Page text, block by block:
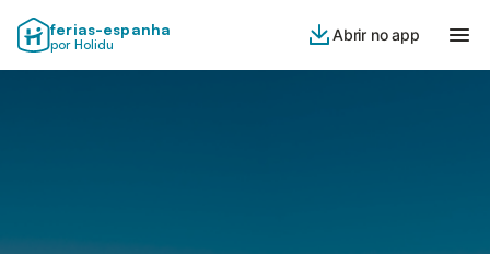
ferias-espanha
por Holidu
Abrir no app